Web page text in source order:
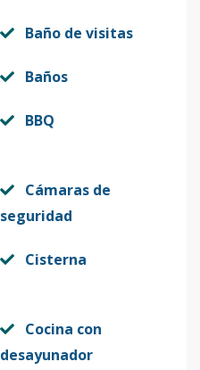
Baño de visitas
Baños
BBQ
Cámaras de
seguridad
Cisterna
Cocina con
desayunador